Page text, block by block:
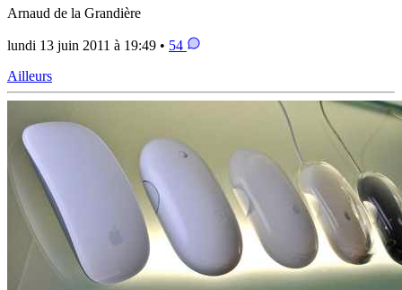
Arnaud de la Grandière
lundi 13 juin 2011 à 19:49 • 54
Ailleurs